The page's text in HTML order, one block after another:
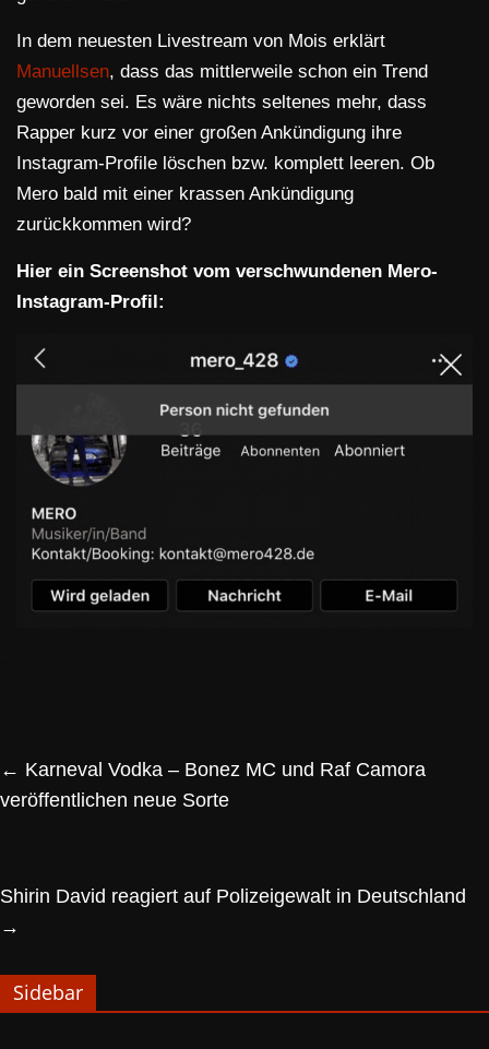
In dem neuesten Livestream von Mois erklärt
Manuellsen, dass das mittlerweile schon ein Trend
geworden sei. Es wäre nichts seltenes mehr, dass
Rapper kurz vor einer großen Ankündigung ihre
Instagram-Profile löschen bzw. komplett leeren. Ob
Mero bald mit einer krassen Ankündigung
zurückkommen wird?
Hier ein Screenshot vom verschwundenen Mero-
Instagram-Profil:
← Karneval Vodka – Bonez MC und Raf Camora
veröffentlichen neue Sorte
Shirin David reagiert auf Polizeigewalt in Deutschland
→
Sidebar